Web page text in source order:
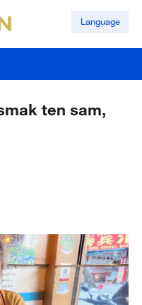
Language
ten sam,